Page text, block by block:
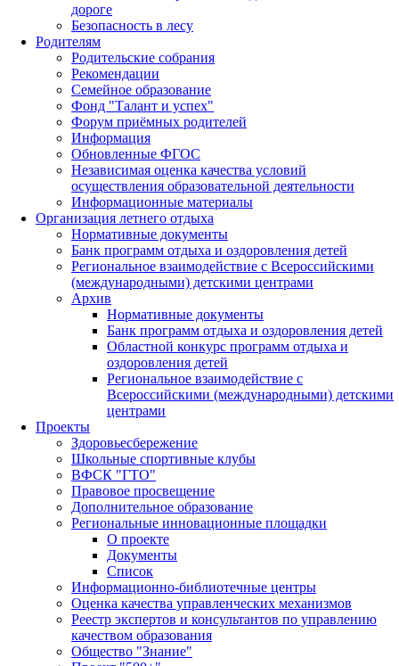
дороге
Безопасность в лесу
Родителям
Родительские собрания
Рекомендации
Семейное образование
Фонд "Талант и успех"
Форум приёмных родителей
Информация
Обновленные ФГОС
Независимая оценка качества условий
осуществления образовательной деятельности
Информационные материалы
Организация летнего отдыха
Нормативные документы
Банк программ отдыха и оздоровления детей
Региональное взаимодействие с Всероссийскими
(международными) детскими центрами
Архив
Нормативные документы
Банк программ отдыха и оздоровления детей
Областной конкурс программ отдыха и
оздоровления детей
Региональное взаимодействие с
Всероссийскими (международными) детскими
центрами
Проекты
Здоровьесбережение
Школьные спортивные клубы
ВФСК "ГТО"
Правовое просвещение
Дополнительное образование
Региональные инновационные площадки
О проекте
Документы
Список
Информационно-библиотечные центры
Оценка качества управленческих механизмов
Реестр экспертов и консультантов по управлению
качеством образования
Общество "Знание"